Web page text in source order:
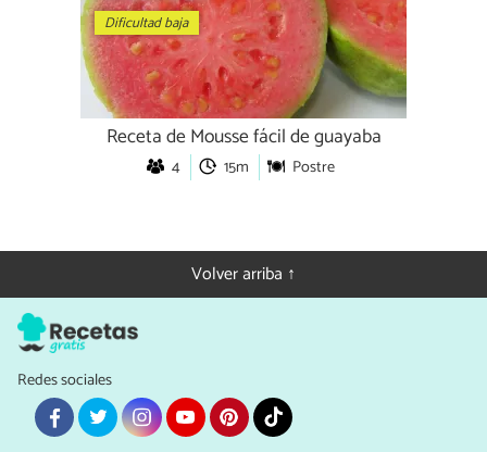
Dificultad baja
Receta de Mousse fácil de guayaba
4 15m Postre
Volver arriba ↑
Redes sociales